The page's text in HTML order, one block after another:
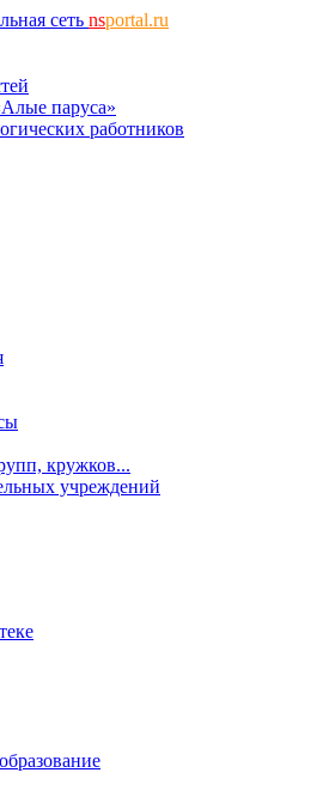
сеть nsportal.ru
паруса»
работников
кружков...
учреждений